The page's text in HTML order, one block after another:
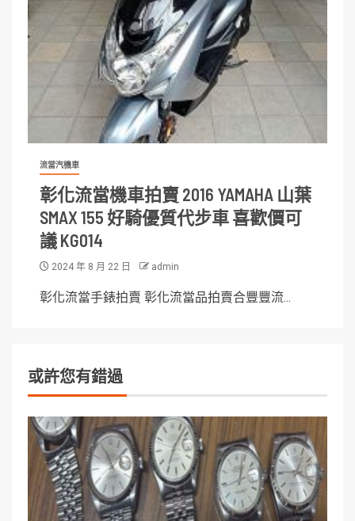
流當汽機車
彰化流當機車拍賣 2016 YAMAHA 山葉
SMAX 155 好騎優質代步車 喜歡價可
議 KG014
2024 年 8 月 22 日 admin
彰化流當手錶拍賣 彰化流當品拍賣合豐豐流...
或許您有錯過